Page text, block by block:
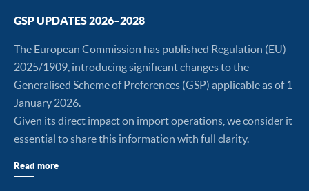
GSP UPDATES 2026–2028
The European Commission has published Regulation (EU)
2025/1909, introducing significant changes to the
Generalised Scheme of Preferences (GSP) applicable as of 1
January 2026.
Given its direct impact on import operations, we consider it
essential to share this information with full clarity.
Read more